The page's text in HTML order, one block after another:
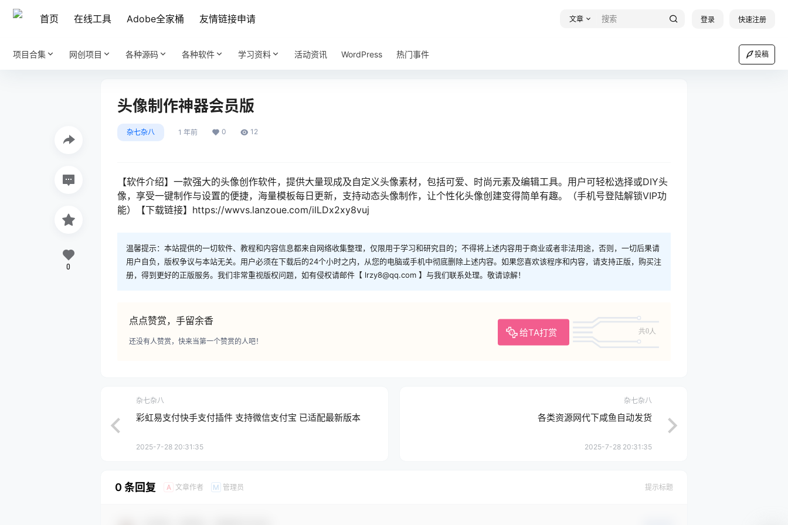
首页 在线工具 Adobe全家桶 友情链接申请 文章 登录 快速注册
项目合集 网创项目 各种源码 各种软件 学习资料 活动资讯 WordPress 热门事件 投稿
头像制作神器会员版
杂七杂八 1 年前 0 12
【软件介绍】一款强大的头像创作软件，提供大量现成及自定义头像素材，包括可爱、时尚元素及编辑工具。用户可轻松选择或DIY头
像，享受一键制作与设置的便捷，海量模板每日更新，支持动态头像制作，让个性化头像创建变得简单有趣。（手机号登陆解锁VIP功
能）【下载链接】https://wwvs.lanzoue.com/ilLDx2xy8vuj
温馨提示：本站提供的一切软件、教程和内容信息都来自网络收集整理，仅限用于学习和研究目的；不得将上述内容用于商业或者非法用途，否则，一切后果请
用户自负，版权争议与本站无关。用户必须在下载后的24个小时之内，从您的电脑或手机中彻底删除上述内容。如果您喜欢该程序和内容，请支持正版，购买注
册，得到更好的正版服务。我们非常重视版权问题，如有侵权请邮件【 lrzy8@qq.com 】与我们联系处理。敬请谅解！
点点赞赏，手留余香
给TA打赏 共0人
还没有人赞赏，快来当第一个赞赏的人吧！
0
杂七杂八
彩虹易支付快手支付插件 支持微信支付宝 已适配最新版本
2025-7-28 20:31:35
杂七杂八
各类资源网代下咸鱼自动发货
2025-7-28 20:31:35
0 条回复 A 文章作者 M 管理员 提示标题